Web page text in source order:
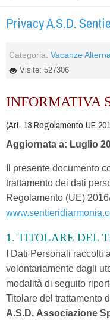
Privacy A.S.D.
Categoria: Vacanze
Visite: 527306
INFORMATIVA
(Art. 13 Regolamento UE
Aggiornata a: Luglio
Il presente documento
trattamento dei dati
Regolamento (UE)
1. TITOLARE DEL
I Dati Personali raccolti
volontariamente dagli
modalità di seguito
Titolare del trattamento
A.S.D. Associazione